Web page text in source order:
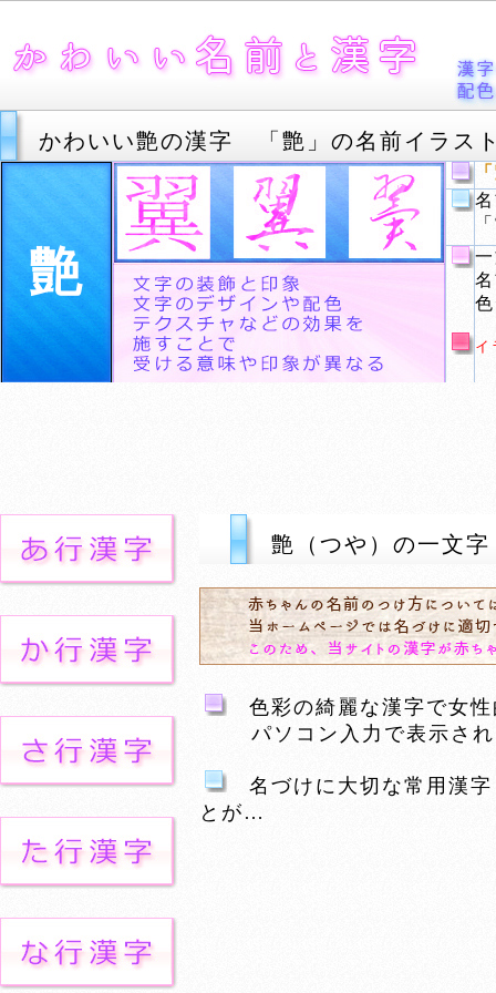
かわいい艶の漢字 「艶」の名前イラス
艶
イ
艶（つや）の一文
色彩の綺麗な漢字で女
パソコン入力で表示され
名づけに大切な常用漢字
とが…